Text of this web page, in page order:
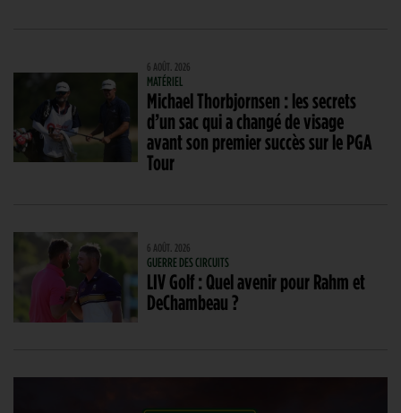
6 AOÛT. 2026
MATÉRIEL
Michael Thorbjornsen : les secrets
d’un sac qui a changé de visage
avant son premier succès sur le PGA
Tour
6 AOÛT. 2026
GUERRE DES CIRCUITS
LIV Golf : Quel avenir pour Rahm et
DeChambeau ?